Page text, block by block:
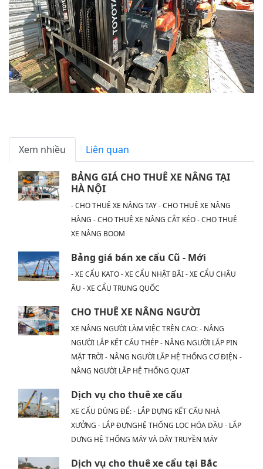
Xem nhiều Liên quan
BẢNG GIÁ CHO THUÊ XE NÂNG TẠI
HÀ NỘI
- CHO THUÊ XE NÂNG TAY - CHO THUÊ XE NÂNG
HÀNG - CHO THUÊ XE NÂNG CẮT KÉO - CHO THUÊ
XE NÂNG BOOM
Bảng giá bán xe cẩu Cũ - Mới
- XE CẨU KATO - XE CẨU NHẬT BÃI - XE CẨU CHÂU
ÂU - XE CẨU TRUNG QUỐC
CHO THUÊ XE NÂNG NGƯỜI
XE NÂNG NGƯỜI LÀM VIỆC TRÊN CAO: - NÂNG
NGƯỜI LẮP KẾT CẤU THÉP - NÂNG NGƯỜI LẮP PIN
MẶT TRỜI - NÂNG NGƯỜI LẮP HỆ THỐNG CƠ ĐIỆN -
NÂNG NGƯỜI LẮP HỆ THỐNG QUẠT
Dịch vụ cho thuê xe cẩu
XE CẨU DÙNG ĐỂ: - LẮP DỰNG KẾT CẤU NHÀ
XƯỞNG - LẮP ĐỰNGHỆ THỐNG LỌC HÓA DẦU - LẮP
DỰNG HỆ THỐNG MÁY VÀ DÂY TRUYỀN MÁY
Dịch vụ cho thuê xe cẩu tại Bắc